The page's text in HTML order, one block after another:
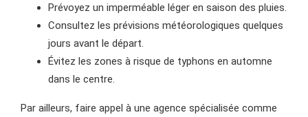
Prévoyez un imperméable léger en saison des pluies.
Consultez les prévisions météorologiques quelques
jours avant le départ.
Évitez les zones à risque de typhons en automne
dans le centre.
Par ailleurs, faire appel à une agence spécialisée comme